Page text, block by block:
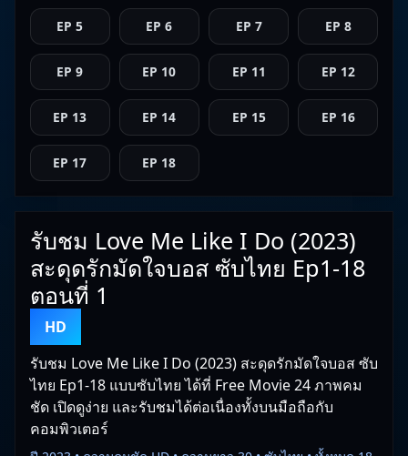
EP 5 EP 6 EP 7 EP 8
EP 9 EP 10 EP 11 EP 12
EP 13 EP 14 EP 15 EP 16
EP 17 EP 18
รับชม Love Me Like I Do (2023)
สะดุดรักมัดใจบอส ซับไทย Ep1-18
ตอนที่ 1
HD
รับชม Love Me Like I Do (2023) สะดุดรักมัดใจบอส ซับ
ไทย Ep1-18 แบบซับไทย ได้ที่ Free Movie 24 ภาพคม
ชัด เปิดดูง่าย และรับชมได้ต่อเนื่องทั้งบนมือถือกับ
คอมพิวเตอร์